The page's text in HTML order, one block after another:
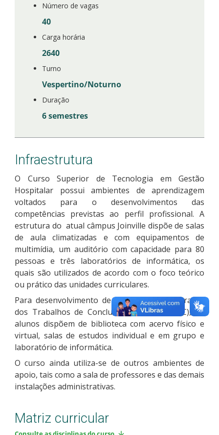
Número de vagas
40
Carga horária
2640
Turno
Vespertino/Noturno
Duração
6 semestres
Infraestrutura
O Curso Superior de Tecnologia em Gestão
Hospitalar possui ambientes de aprendizagem
voltados para o desenvolvimentos das
competências previstas ao perfil profissional. A
estrutura do atual câmpus Joinville dispõe de salas
de aula climatizadas e com equipamentos de
multimídia, um auditório com capacidade para 80
pessoas e três laboratórios de informática, os
quais são utilizados de acordo com o foco teórico
ou prático das unidades curriculares.
Para desenvolvimento de pesquisas e elaboração
dos Trabalhos de Conclusão de Curso (TCC), os
alunos dispõem de biblioteca com acervo físico e
virtual, salas de estudos individual e em grupo e
laboratório de informática.
O curso ainda utiliza-se de outros ambientes de
apoio, tais como a sala de professores e das demais
instalações administrativas.
Matriz curricular